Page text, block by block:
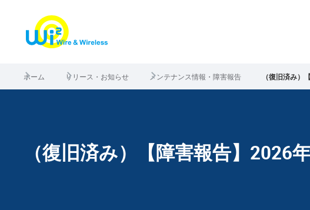
ホーム リリース・お知らせ メンテナンス情報・障害報告 （復旧済み）
（復旧済み）【障害報告】2026